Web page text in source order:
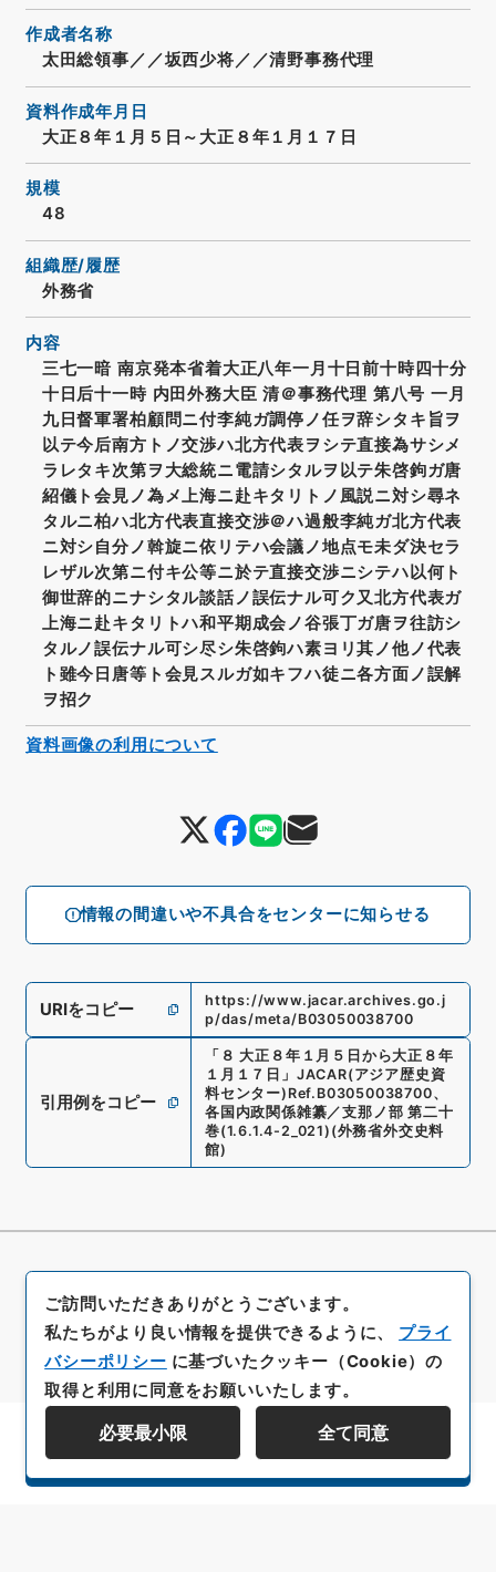
情報の間違いや不具合をセンターに知らせる
作成者名称
太田総領事／／坂西少将／／清野事務代理
資料作成年月日
大正８年１月５日～大正８年１月１７日
規模
48
組織歴/履歴
外務省
内容
三七一暗 南京発本省着大正八年一月十日前十時四十分
十日后十一時 内田外務大臣 清＠事務代理 第八号 一月
九日督軍署柏顧問ニ付李純ガ調停ノ任ヲ辞シタキ旨ヲ
以テ今后南方トノ交渉ハ北方代表ヲシテ直接為サシメ
ラレタキ次第ヲ大総統ニ電請シタルヲ以テ朱啓鉤ガ唐
紹儀ト会見ノ為メ上海ニ赴キタリトノ風説ニ対シ尋ネ
タルニ柏ハ北方代表直接交渉＠ハ過般李純ガ北方代表
ニ対シ自分ノ斡旋ニ依リテハ会議ノ地点モ未ダ決セラ
レザル次第ニ付キ公等ニ於テ直接交渉ニシテハ以何ト
御世辞的ニナシタル談話ノ誤伝ナル可ク又北方代表ガ
上海ニ赴キタリトハ和平期成会ノ谷張丁ガ唐ヲ往訪シ
タルノ誤伝ナル可シ尽シ朱啓鉤ハ素ヨリ其ノ他ノ代表
ト雖今日唐等ト会見スルガ如キフハ徒ニ各方面ノ誤解
ヲ招ク
URIをコピー
https://www.jacar.archives.go.j
p/das/meta/B03050038700
引用例をコピー
「 ８ 大正８年１月５日から大正８年
１月１７日 」 JACAR(アジア歴史資
料センター) Ref. B03050038700、
各国内政関係雑纂／支那ノ部 第二十
巻(1.6.1.4-2_021) (外務省外交史料
館)
資料画像の利用について
資料群階層を表示する
ご訪問いただきありがとうございます。
私たちがより良い情報を提供できるように、 プライ
バシーポリシー に基づいたクッキー（Cookie）の
取得と利用に同意をお願いいたします。
必要最小限 全て同意